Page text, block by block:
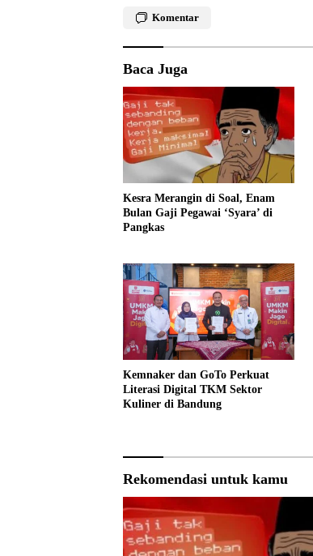
Komentar
Baca Juga
Kesra Merangin di Soal, Enam
Bulan Gaji Pegawai ‘Syara’ di
Pangkas
Kemnaker dan GoTo Perkuat
Literasi Digital TKM Sektor
Kuliner di Bandung
Rekomendasi untuk kamu